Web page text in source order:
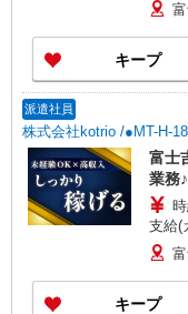
キープ
派遣社員
株式会社kotrio /●MT-H-
富士
業務
支給(
キープ